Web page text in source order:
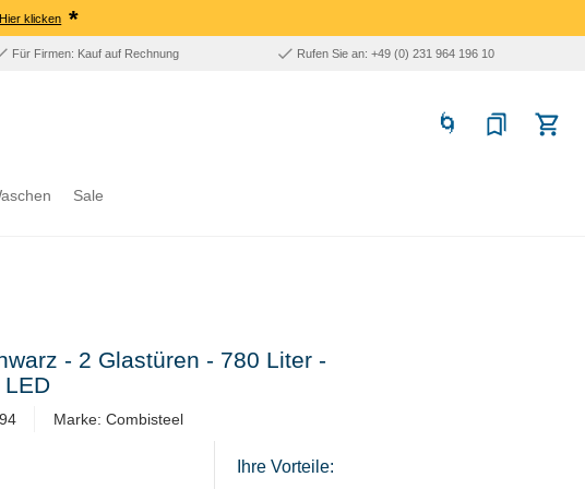
Hier klicken *
Für Firmen: Kauf auf Rechnung Rufen Sie an: +49 (0) 231 964 196 10
Sale
- 2 Glastüren - 780 Liter -
LED
Marke: Combisteel
Ihre Vorteile: